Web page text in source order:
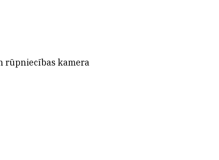
rūpniecības kamera